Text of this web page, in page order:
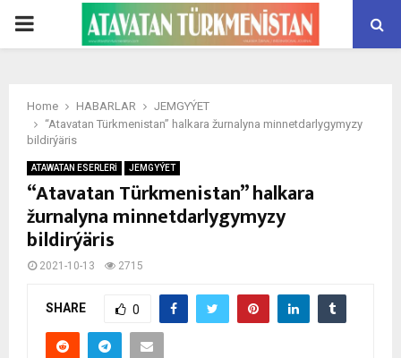
PRIMARY
Home HABARLAR
JEMGYÝET
“Atavatan Türkmenistan” halkara žurnalyna minnetdarlygymyzy
bildirýäris
ATAWATAN ESERLERİ JEMGYÝET
“Atavatan Türkmenistan” halkara
žurnalyna minnetdarlygymyzy
bildirýäris
2021-10-13 2715
SHARE 0